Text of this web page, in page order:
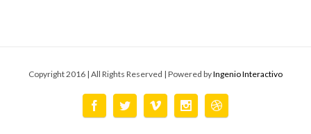
Copyright 2016 | All Rights Reserved | Powered byIngenio Interactivo